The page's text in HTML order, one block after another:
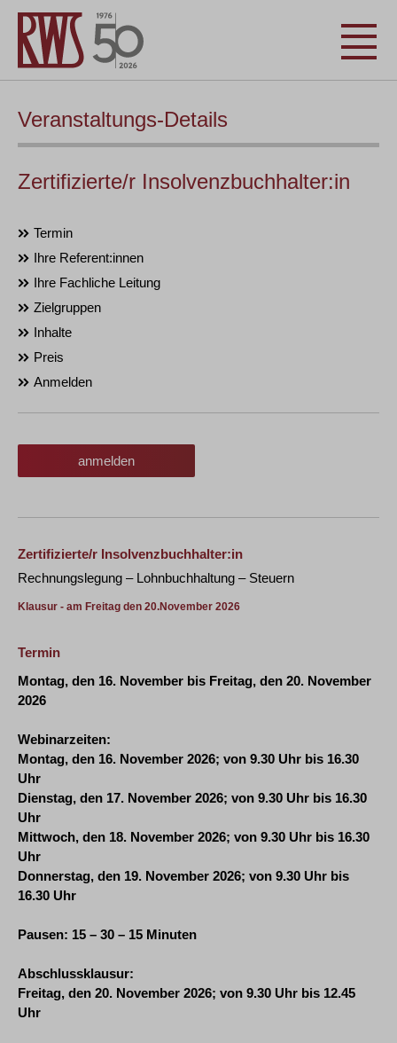
Veranstaltungs-Details
Zertifizierte/r Insolvenzbuchhalter:in
Termin
Ihre Referent:innen
Ihre Fachliche Leitung
Zielgruppen
Inhalte
Preis
Anmelden
anmelden
Zertifizierte/r Insolvenzbuchhalter:in
Rechnungslegung – Lohnbuchhaltung – Steuern
Klausur - am Freitag den 20.November 2026
Termin
Montag, den 16. November bis Freitag, den 20. November
2026
Webinarzeiten:
Montag, den 16. November 2026; von 9.30 Uhr bis 16.30
Uhr
Dienstag, den 17. November 2026; von 9.30 Uhr bis 16.30
Uhr
Mittwoch, den 18. November 2026; von 9.30 Uhr bis 16.30
Uhr
Donnerstag, den 19. November 2026; von 9.30 Uhr bis
16.30 Uhr
Pausen: 15 – 30 – 15 Minuten
Abschlussklausur:
Freitag, den 20. November 2026; von 9.30 Uhr bis 12.45
Uhr